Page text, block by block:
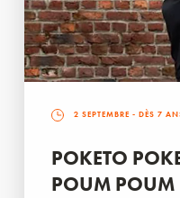
2 SEPTEMBRE - DÈS 7
POKETO
POUM